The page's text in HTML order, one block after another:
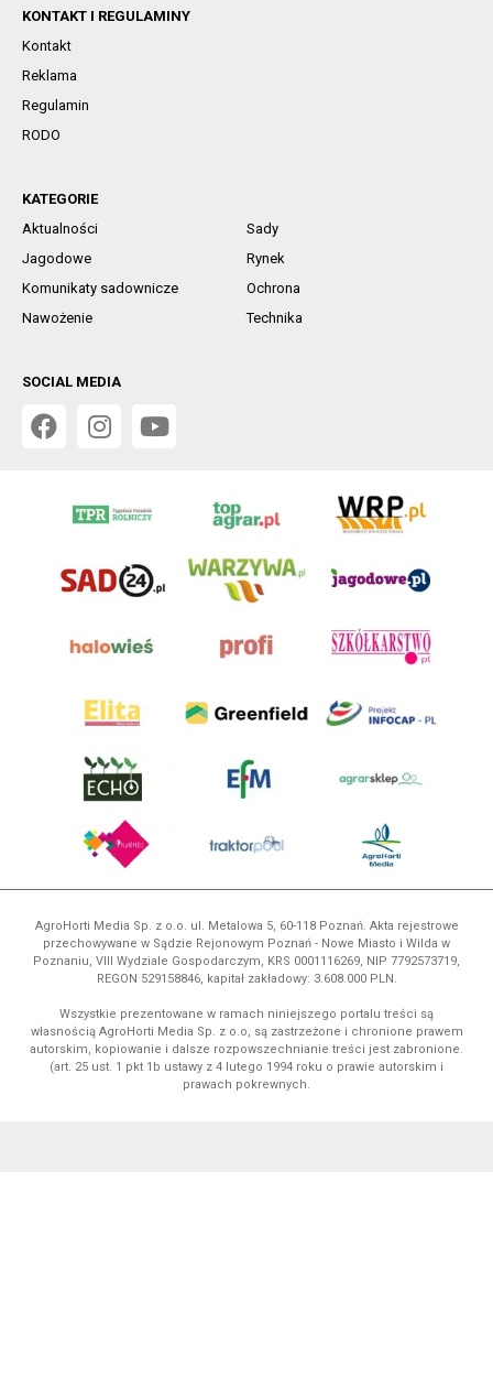
KONTAKT I REGULAMINY
Kontakt
Reklama
Regulamin
RODO
KATEGORIE
Aktualności
Sady
Jagodowe
Rynek
Komunikaty sadownicze
Ochrona
Nawożenie
Technika
SOCIAL MEDIA
AgroHorti Media Sp. z o.o. ul. Metalowa 5, 60-118 Poznań. Akta rejestrowe
przechowywane w Sądzie Rejonowym Poznań - Nowe Miasto i Wilda w
Poznaniu, VIII Wydziale Gospodarczym, KRS 0001116269, NIP 7792573719,
REGON 529158846, kapitał zakładowy: 3.608.000 PLN.
Wszystkie prezentowane w ramach niniejszego portalu treści są
własnością AgroHorti Media Sp. z o.o, są zastrzeżone i chronione prawem
autorskim, kopiowanie i dalsze rozpowszechnianie treści jest zabronione.
(art. 25 ust. 1 pkt 1b ustawy z 4 lutego 1994 roku o prawie autorskim i
prawach pokrewnych.